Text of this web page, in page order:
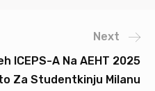
Next
ICEPS-A Na AEHT 2025
Za Studentkinju Milanu